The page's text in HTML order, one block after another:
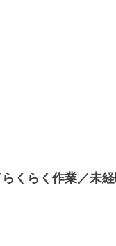
くらく作業／未